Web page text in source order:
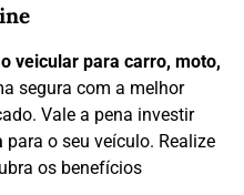
veicular para carro, moto,
segura com a melhor
Vale a pena investir
para o seu veículo. Realize
os benefícios